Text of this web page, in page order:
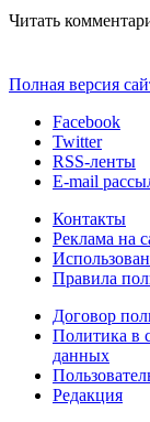
Читать
Полная версия
Facebook
Twitter
RSS-ленты
E-mail
Контакты
Реклама на
Правила
Договор
Политика в
данных
Редакция